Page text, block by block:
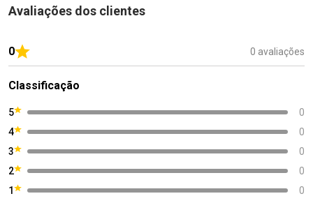
Avaliações dos clientes
0 0 avaliações
Classificação
5
0
4
0
3
0
2
0
1
0